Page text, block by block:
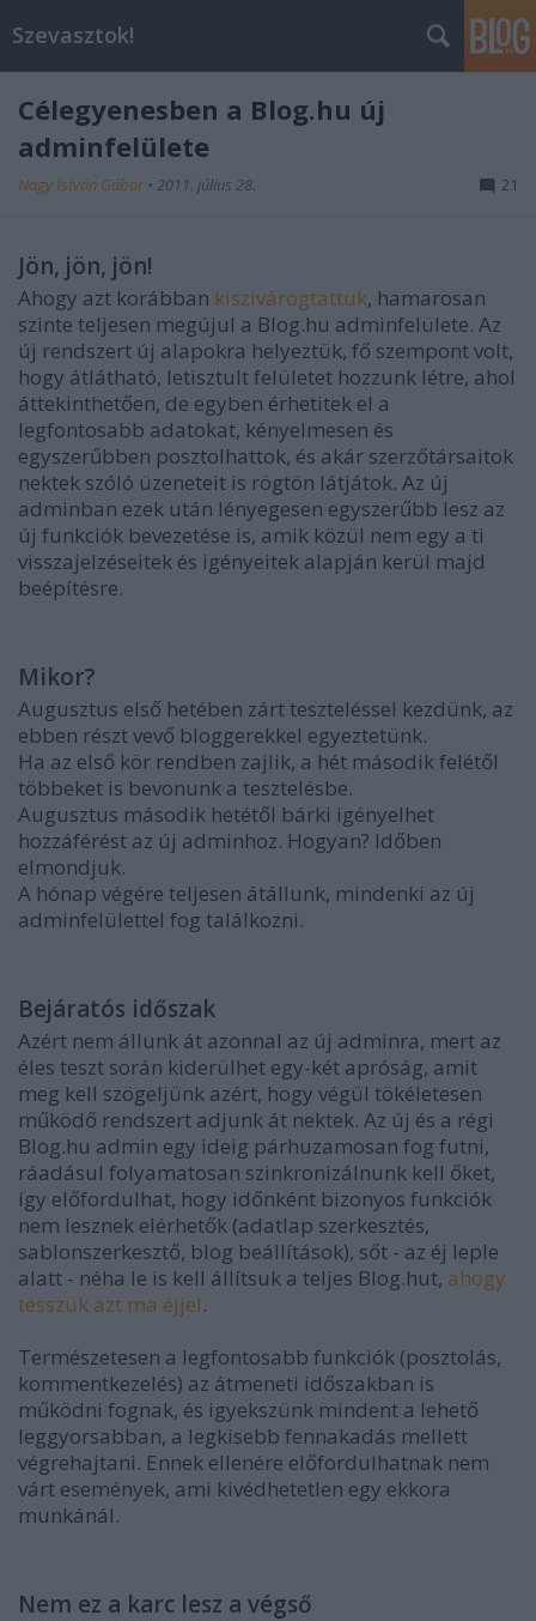
Szevasztok!
Célegyenesben a Blog.hu új
adminfelülete
Nagy István Gábor • 2011. július 28. 21
Jön, jön, jön!
Ahogy azt korábban kiszivárogtattuk, hamarosan
szinte teljesen megújul a Blog.hu adminfelülete. Az
új rendszert új alapokra helyeztük, fő szempont volt,
hogy átlátható, letisztult felületet hozzunk létre, ahol
áttekinthetően, de egyben érhetitek el a
legfontosabb adatokat, kényelmesen és
egyszerűbben posztolhattok, és akár szerzőtársaitok
nektek szóló üzeneteit is rögtön látjátok. Az új
adminban ezek után lényegesen egyszerűbb lesz az
új funkciók bevezetése is, amik közül nem egy a ti
visszajelzéseitek és igényeitek alapján kerül majd
beépítésre.
Mikor?
Augusztus első hetében zárt teszteléssel kezdünk, az
ebben részt vevő bloggerekkel egyeztetünk.
Ha az első kör rendben zajlik, a hét második felétől
többeket is bevonunk a tesztelésbe.
Augusztus második hetétől bárki igényelhet
hozzáférést az új adminhoz. Hogyan? Időben
elmondjuk.
A hónap végére teljesen átállunk, mindenki az új
adminfelülettel fog találkozni.
Bejáratós időszak
Azért nem állunk át azonnal az új adminra, mert az
éles teszt során kiderülhet egy-két apróság, amit
meg kell szögeljünk azért, hogy végül tökéletesen
működő rendszert adjunk át nektek. Az új és a régi
Blog.hu admin egy ideig párhuzamosan fog futni,
ráadásul folyamatosan szinkronizálnunk kell őket,
így előfordulhat, hogy időnként bizonyos funkciók
nem lesznek elérhetők (adatlap szerkesztés,
sablonszerkesztő, blog beállítások), sőt - az éj leple
alatt - néha le is kell állítsuk a teljes Blog.hut, ahogy
tesszük azt ma éjjel.
Természetesen a legfontosabb funkciók (posztolás,
kommentkezelés) az átmeneti időszakban is
működni fognak, és igyekszünk mindent a lehető
leggyorsabban, a legkisebb fennakadás mellett
végrehajtani. Ennek ellenére előfordulhatnak nem
várt események, ami kivédhetetlen egy ekkora
munkánál.
Nem ez a karc lesz a végső